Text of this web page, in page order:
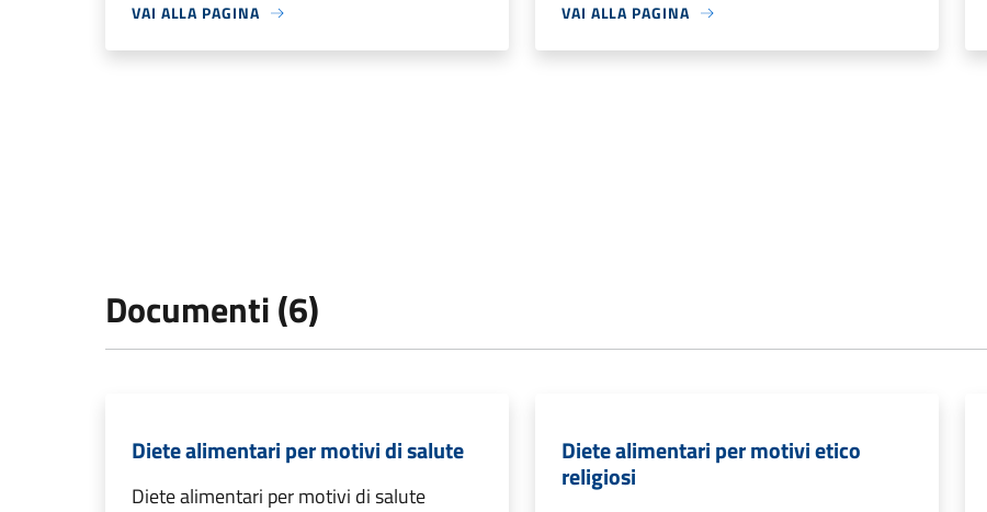
VAI ALLA PAGINA VAI ALLA PAGINA
Documenti (6)
Diete alimentari per motivi di salute
Diete alimentari per motivi di salute
Diete alimentari per motivi etico
religiosi